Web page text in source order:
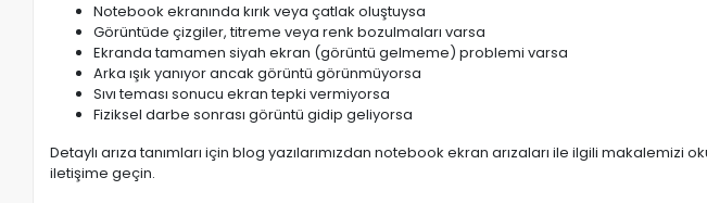
Notebook ekranında kırık veya çatlak oluştuysa
Görüntüde çizgiler, titreme veya renk bozulmaları varsa
Ekranda tamamen siyah ekran (görüntü gelmeme) problemi varsa
Arka ışık yanıyor ancak görüntü görünmüyorsa
Sıvı teması sonucu ekran tepki vermiyorsa
Fiziksel darbe sonrası görüntü gidip geliyorsa
Detaylı arıza tanımları için blog yazılarımızdan notebook ekran arızaları ile ilgili
iletişime geçin.